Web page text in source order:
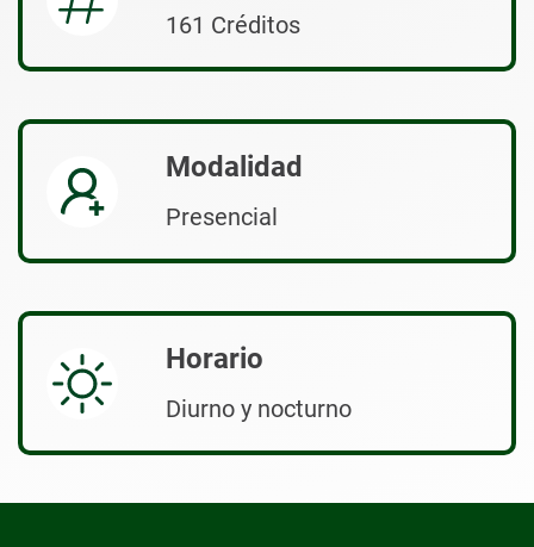
161 Créditos
Modalidad
Presencial
Horario
Diurno y nocturno